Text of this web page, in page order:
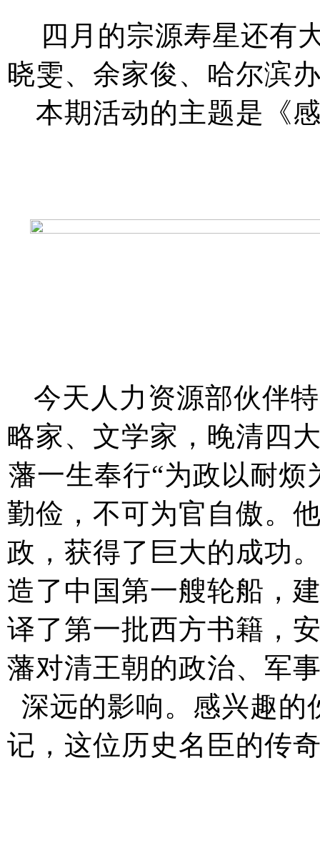
四月的宗源寿星还有
晓雯、余家俊、哈尔滨
本期活动的主题是《
今天人力资源部伙伴
略家、文学家，晚清四
藩一生奉行“为政以耐
勤俭，不可为官自傲。
政，获得了巨大的成功
造了中国第一艘轮船，
译了第一批西方书籍，
藩对清王朝的政治、军
深远的影响。感兴趣的
记，这位历史名臣的传